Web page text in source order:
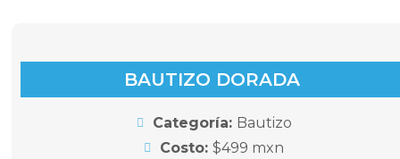
BAUTIZO DORADA
Categoría: Bautizo
Costo:$499 mxn